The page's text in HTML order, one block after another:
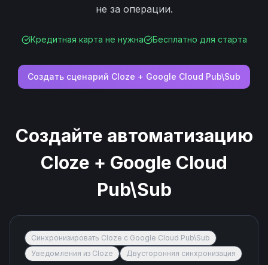
не за операции.
Кредитная карта не нужна Бесплатно для старта
Создать сценарий Cloze + Google Cloud Pub\Sub
Создайте автоматизацию
Cloze + Google Cloud
Pub\Sub
Синхронизировать Cloze с Google Cloud Pub\Sub
Уведомления из Cloze
Двусторонняя синхронизация